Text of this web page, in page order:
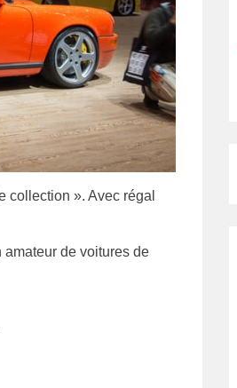
collection ». Avec régal
amateur de voitures de